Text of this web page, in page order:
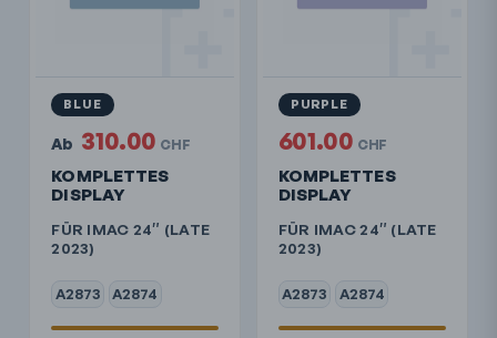
KOMPLETTES
DISPLAY
FÜR IMAC 24″ (LATE
2023)
A2873 A2874
BLUE
Ab 310.00 CHF
KOMPLETTES
DISPLAY
FÜR IMAC 24″ (LATE
2023)
A2873 A2874
PURPLE
601.00 CHF